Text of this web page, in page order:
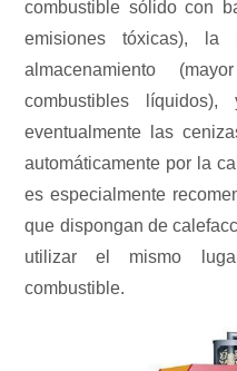
combustible sólido con
emisiones tóxicas),
almacenamiento
combustibles
eventualmente las
automáticamente por la
es especialmente
que dispongan de
utilizar el mismo
combustible.